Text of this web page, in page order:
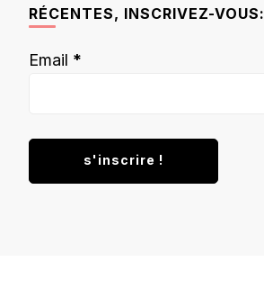
RÉCENTES, INSCRIVEZ-VOUS:
Email *